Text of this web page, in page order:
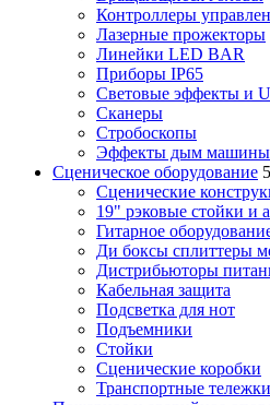
Контроллеры
Лазерные прожекторы
Линейки LED BAR
Приборы IP65
Световые эффекты и
Сканеры
Стробоскопы
Эффекты дым машины
Сценическое оборудование
Сценические
19" рэковые стойки и
Гитарное
Ди боксы сплиттеры
Дистрибьюторы
Кабельная защита
Подсветка для нот
Подъемники
Стойки
Сценические коробки
Транспортные тележки